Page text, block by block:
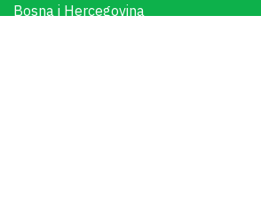
Bosna i Hercegovina